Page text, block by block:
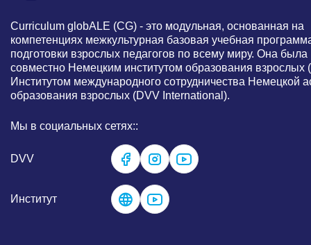
Curriculum globALE ​​(CG) - это модульная, основанная на
компетенциях межкультурная базовая учебная
подготовки взрослых педагогов по всему миру. Она была
совместно Немецким институтом образования взрослых
Институтом международного сотрудничества Немецкой
образования взрослых (DVV International).
Мы в социальных сетях::
DVV
Институт